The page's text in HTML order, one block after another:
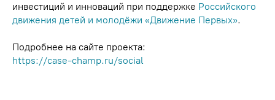
инвестиций и инноваций при поддержке Российского
движения детей и молодёжи «Движение Первых».
Подробнее на сайте проекта:
https://case-champ.ru/social